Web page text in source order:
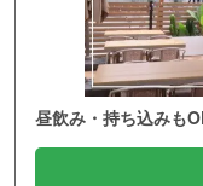
昼飲み・持ち込みも